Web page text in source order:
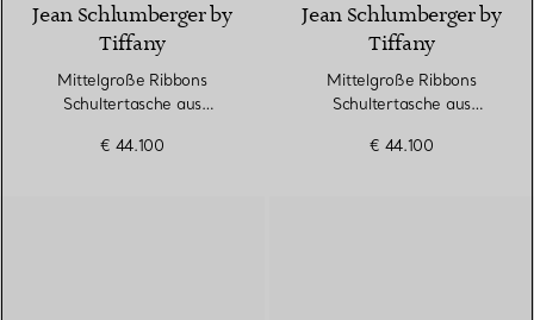
Jean Schlumberger by
Tiffany
Mittelgroße Ribbons
Schultertasche aus
€ 44.100
Jean Schlumberger by
Tiffany
Mittelgroße Ribbons
Schultertasche aus
€ 44.100